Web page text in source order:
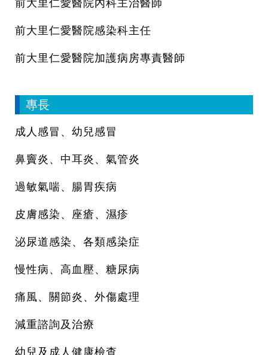
前大里仁愛醫院感染科主任
前大里仁愛醫院加護病房專責醫師
專長
成人感冒、幼兒感冒
鼻竇炎、中耳炎、氣管炎
過敏氣喘、腸胃疾病
皮膚感染、座瘡、濕疹
泌尿道感染、各類感染症
慢性病、高血壓、糖尿病
痛風、關節炎、外傷處理
減重諮詢及治療
幼兒及成人健康檢查